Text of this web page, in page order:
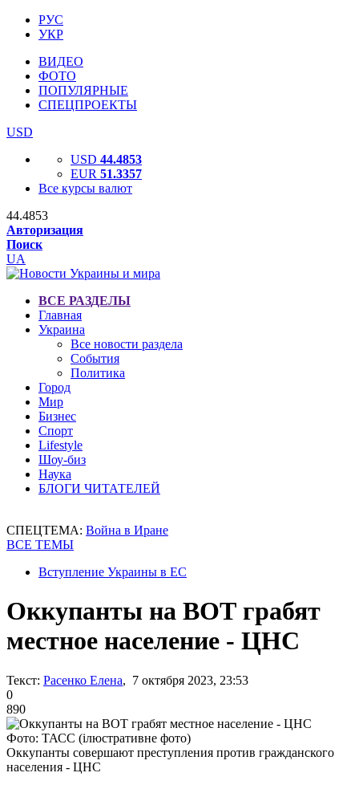
РУС
УКР
ВИДЕО
ФОТО
ПОПУЛЯРНЫЕ
СПЕЦПРОЕКТЫ
USD
USD 44.4853
EUR 51.3357
Все курсы валют
44.4853
Авторизация
Поиск
UA
ВСЕ РАЗДЕЛЫ
Главная
Украина
Все новости раздела
События
Политика
Город
Мир
Бизнес
Спорт
Lifestyle
Шоу-биз
Наука
БЛОГИ ЧИТАТЕЛЕЙ
СПЕЦТЕМА: Война в Иране
ВСЕ ТЕМЫ
Вступление Украины в ЕС
Оккупанты на ВОТ грабят
местное население - ЦНС
Текст: Расенко Елена, 7 октября 2023, 23:53
0
890
Фото: ТАСС (ілюстративне фото)
Оккупанты совершают преступления против гражданского
населения - ЦНС